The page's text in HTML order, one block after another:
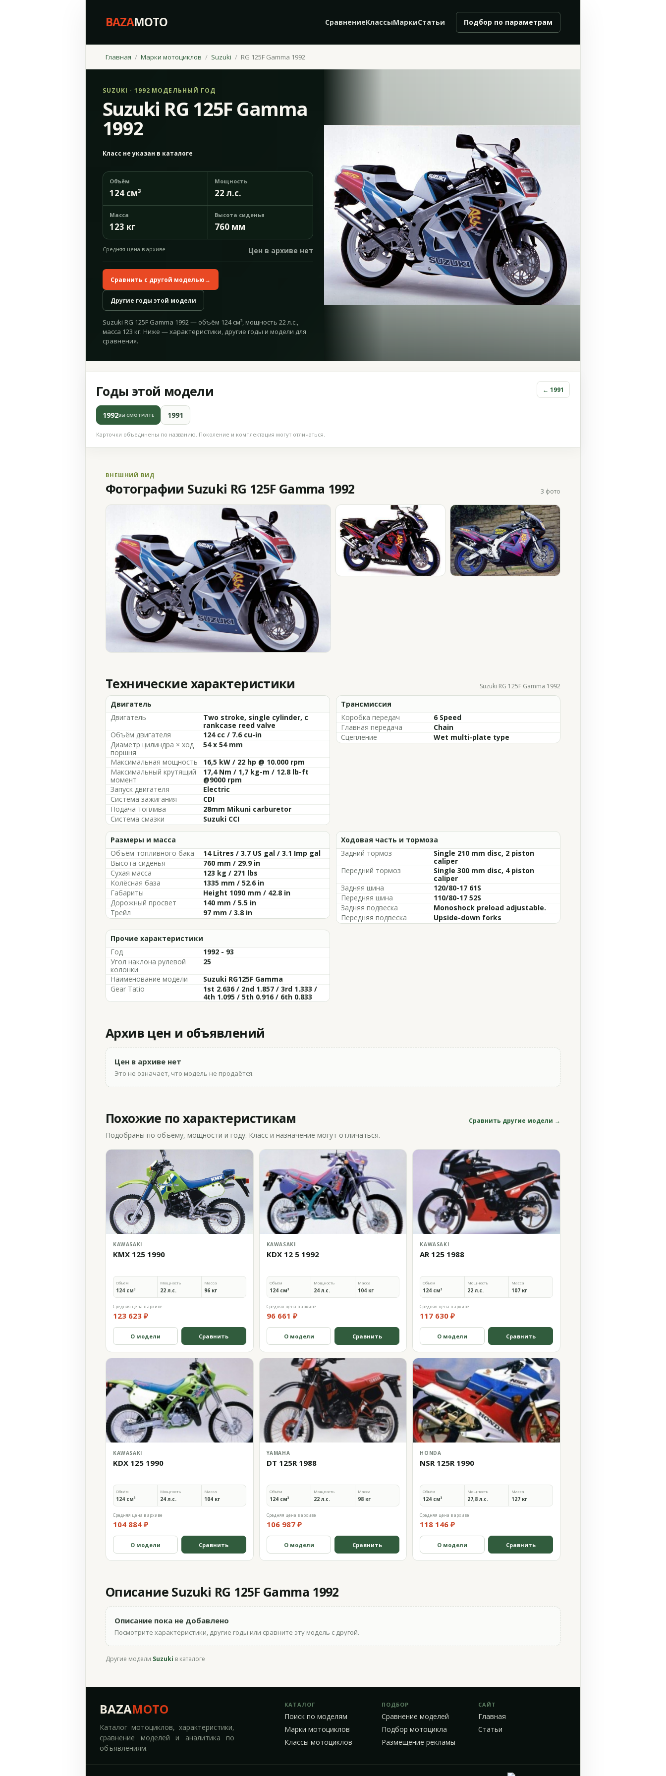
BAZAMOTO СравнениеКлассыМаркиСтатьи Подбор по параметрам
Главная Марки мотоциклов Suzuki RG 125F Gamma 1992
SUZUKI · 1992 МОДЕЛЬНЫЙ ГОД
Suzuki RG 125F Gamma
1992
Класс не указан в каталоге
Объём
124 см³
Мощность
22 л.с.
Масса
123 кг
Высота сиденья
760 мм
Средняя цена в архиве Цен в архиве нет
Сравнить с другой моделью→
Другие годы этой модели
Suzuki RG 125F Gamma 1992 — объём 124 см³, мощность 22 л.с.,
масса 123 кг. Ниже — характеристики, другие годы и модели для
сравнения.
Годы этой модели ← 1991
1992ВЫ СМОТРИТЕ 1991
Карточки объединены по названию. Поколение и комплектация могут отличаться.
ВНЕШНИЙ ВИД
Фотографии Suzuki RG 125F Gamma 1992 3 фото
Технические характеристики Suzuki RG 125F Gamma 1992
Двигатель
Двигатель
Two stroke, single cylinder, c
rankcase reed valve
Объём двигателя
124 cc / 7.6 cu-in
Диаметр цилиндра × ход
поршня
54 x 54 mm
Максимальная мощность
16,5 kW / 22 hp @ 10.000 rpm
Максимальный крутящий
момент
17,4 Nm / 1,7 kg-m / 12.8 lb-ft
@9000 rpm
Запуск двигателя
Electric
Система зажигания
CDI
Подача топлива
28mm Mikuni carburetor
Система смазки
Suzuki CCI
Трансмиссия
Коробка передач
6 Speed
Главная передача
Chain
Сцепление
Wet multi-plate type
Размеры и масса
Объём топливного бака
14 Litres / 3.7 US gal / 3.1 Imp gal
Высота сиденья
760 mm / 29.9 in
Сухая масса
123 kg / 271 lbs
Колёсная база
1335 mm / 52.6 in
Габариты
Height 1090 mm / 42.8 in
Дорожный просвет
140 mm / 5.5 in
Трейл
97 mm / 3.8 in
Ходовая часть и тормоза
Задний тормоз
Single 210 mm disc, 2 piston
caliper
Передний тормоз
Single 300 mm disc, 4 piston
caliper
Задняя шина
120/80-17 61S
Передняя шина
110/80-17 52S
Задняя подвеска
Monoshock preload adjustable.
Передняя подвеска
Upside-down forks
Прочие характеристики
Год
1992 - 93
Угол наклона рулевой
колонки
25
Наименование модели
Suzuki RG125F Gamma
Gear Tatio
1st 2.636 / 2nd 1.857 / 3rd 1.333 /
4th 1.095 / 5th 0.916 / 6th 0.833
Архив цен и объявлений
Цен в архиве нет
Это не означает, что модель не продаётся.
Похожие по характеристикам Сравнить другие модели →
Подобраны по объёму, мощности и году. Класс и назначение могут отличаться.
KAWASAKI
KMX 125 1990
Объём
124 см³
Мощность
22 л.с.
Масса
96 кг
Средняя цена в архиве
123 623 ₽
О модели Сравнить
KAWASAKI
KDX 12 5 1992
Объём
124 см³
Мощность
24 л.с.
Масса
104 кг
Средняя цена в архиве
96 661 ₽
О модели Сравнить
KAWASAKI
AR 125 1988
Объём
124 см³
Мощность
22 л.с.
Масса
107 кг
Средняя цена в архиве
117 630 ₽
О модели Сравнить
KAWASAKI
KDX 125 1990
Объём
124 см³
Мощность
24 л.с.
Масса
104 кг
Средняя цена в архиве
104 884 ₽
О модели Сравнить
YAMAHA
DT 125R 1988
Объём
124 см³
Мощность
22 л.с.
Масса
98 кг
Средняя цена в архиве
106 987 ₽
О модели Сравнить
HONDA
NSR 125R 1990
Объём
124 см³
Мощность
27,8 л.с.
Масса
127 кг
Средняя цена в архиве
118 146 ₽
О модели Сравнить
Описание Suzuki RG 125F Gamma 1992
Описание пока не добавлено
Посмотрите характеристики, другие годы или сравните эту модель с другой.
Другие модели Suzuki в каталоге
BAZAMOTO
Каталог мотоциклов, характеристики,
сравнение моделей и аналитика по
объявлениям.
КАТАЛОГ
Поиск по моделям
Марки мотоциклов
Классы мотоциклов
ПОДБОР
Сравнение моделей
Подбор мотоцикла
Размещение рекламы
САЙТ
Главная
Статьи